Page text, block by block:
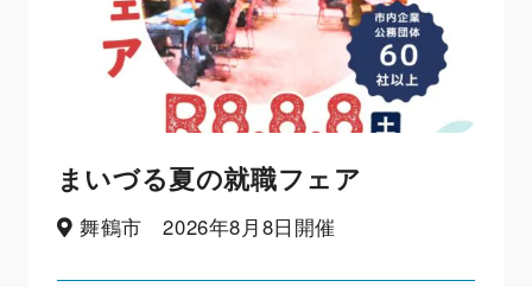
まいづる夏の就職フェア
舞鶴市 2026年8月8日開催